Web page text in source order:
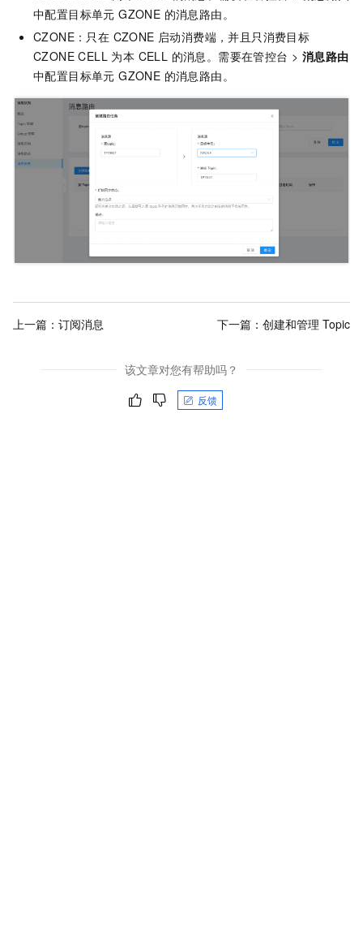
中配置目标单元 GZONE 的消息路由。
CZONE：只在 CZONE 启动消费端，并且只消费目标
CZONE CELL 为本 CELL 的消息。需要在管控台 > 消息路由
中配置目标单元 GZONE 的消息路由。
上一篇： 订阅消息 下一篇： 创建和管理 Topic
该文章对您有帮助吗？
反馈